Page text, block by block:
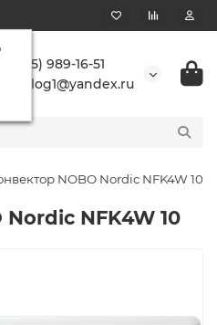
+7 (495) 989-16-51
buranlog1@yandex.ru
NOBO Nordic NFK4W 10
NFK4W 10